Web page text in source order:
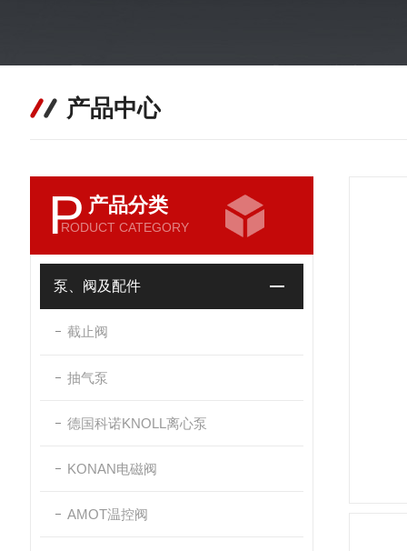
产品中心
P 产品分类
RODUCT CATEGORY
泵、阀及配件
截止阀
抽气泵
德国科诺KNOLL离心泵
KONAN电磁阀
AMOT温控阀